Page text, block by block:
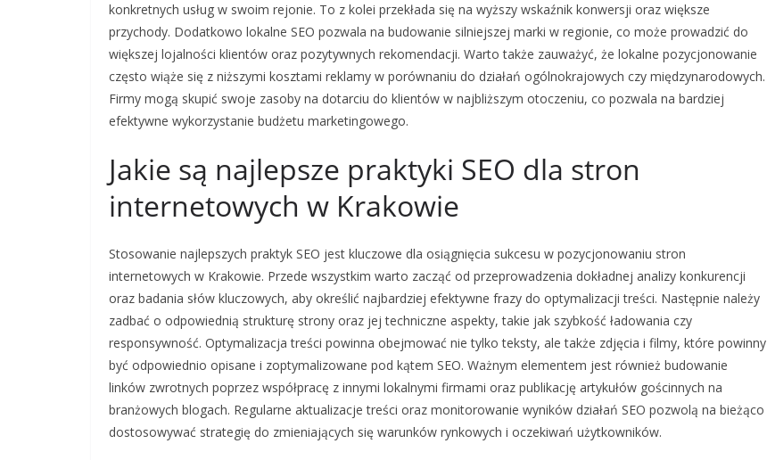
konkretnych usług w swoim rejonie. To z kolei przekłada się na wyższy wskaźnik konwersji oraz większe
przychody. Dodatkowo lokalne SEO pozwala na budowanie silniejszej marki w regionie, co może prowadzić do
większej lojalności klientów oraz pozytywnych rekomendacji. Warto także zauważyć, że lokalne pozycjonowanie
często wiąże się z niższymi kosztami reklamy w porównaniu do działań ogólnokrajowych czy międzynarodowych.
Firmy mogą skupić swoje zasoby na dotarciu do klientów w najbliższym otoczeniu, co pozwala na bardziej
efektywne wykorzystanie budżetu marketingowego.
Jakie są najlepsze praktyki SEO dla stron
internetowych w Krakowie
Stosowanie najlepszych praktyk SEO jest kluczowe dla osiągnięcia sukcesu w pozycjonowaniu stron
internetowych w Krakowie. Przede wszystkim warto zacząć od przeprowadzenia dokładnej analizy konkurencji
oraz badania słów kluczowych, aby określić najbardziej efektywne frazy do optymalizacji treści. Następnie należy
zadbać o odpowiednią strukturę strony oraz jej techniczne aspekty, takie jak szybkość ładowania czy
responsywność. Optymalizacja treści powinna obejmować nie tylko teksty, ale także zdjęcia i filmy, które powinny
być odpowiednio opisane i zoptymalizowane pod kątem SEO. Ważnym elementem jest również budowanie
linków zwrotnych poprzez współpracę z innymi lokalnymi firmami oraz publikację artykułów gościnnych na
branżowych blogach. Regularne aktualizacje treści oraz monitorowanie wyników działań SEO pozwolą na bieżąco
dostosowywać strategię do zmieniających się warunków rynkowych i oczekiwań użytkowników.